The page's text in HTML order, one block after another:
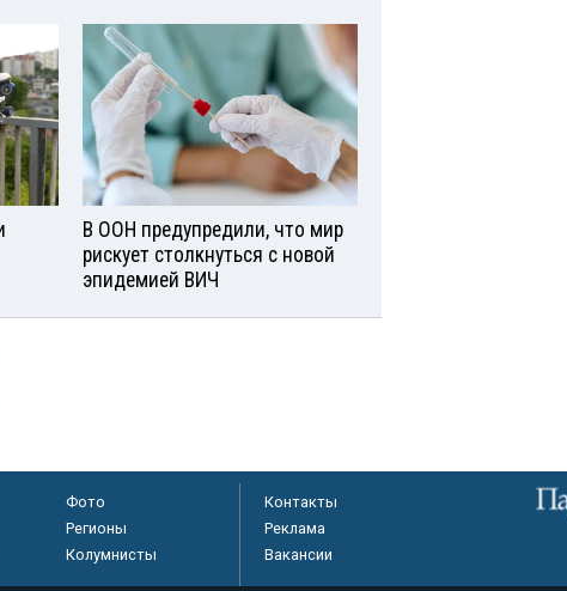
В ООН предупредили, что мир
рискует столкнуться с новой
эпидемией ВИЧ
Фото
Регионы
Колумнисты
Контакты
Реклама
Вакансии